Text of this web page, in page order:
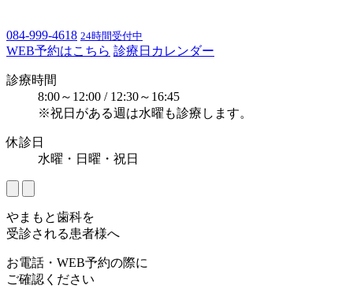
084-999-4618 24時間受付中
WEB予約はこちら 診療日カレンダー
診療時間
8:00～12:00 / 12:30～16:45
※祝日がある週は水曜も診療します。
休診日
水曜・日曜・祝日
やまもと歯科を
受診される患者様へ
お電話・WEB予約の際に
ご確認ください